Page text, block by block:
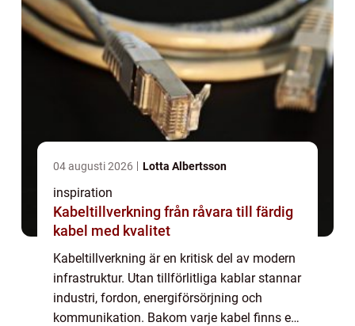
04 augusti 2026 Lotta Albertsson
inspiration
Kabeltillverkning från råvara till färdig
kabel med kvalitet
Kabeltillverkning är en kritisk del av modern
infrastruktur. Utan tillförlitliga kablar stannar
industri, fordon, energiförsörjning och
kommunikation. Bakom varje kabel finns en